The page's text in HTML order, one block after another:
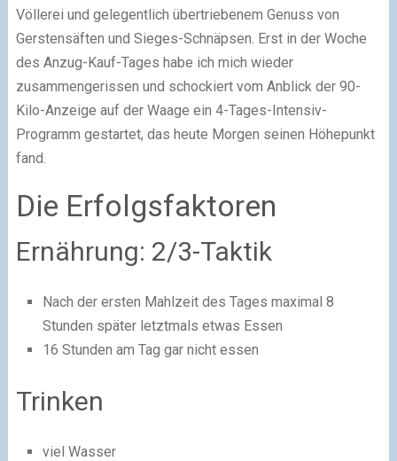
Völlerei und gelegentlich übertriebenem Genuss von
Gerstensäften und Sieges-Schnäpsen. Erst in der Woche
des Anzug-Kauf-Tages habe ich mich wieder
zusammengerissen und schockiert vom Anblick der 90-
Kilo-Anzeige auf der Waage ein 4-Tages-Intensiv-
Programm gestartet, das heute Morgen seinen Höhepunkt
fand.
Die Erfolgsfaktoren
Ernährung: 2/3-Taktik
Nach der ersten Mahlzeit des Tages maximal 8
Stunden später letztmals etwas Essen
16 Stunden am Tag gar nicht essen
Trinken
viel Wasser